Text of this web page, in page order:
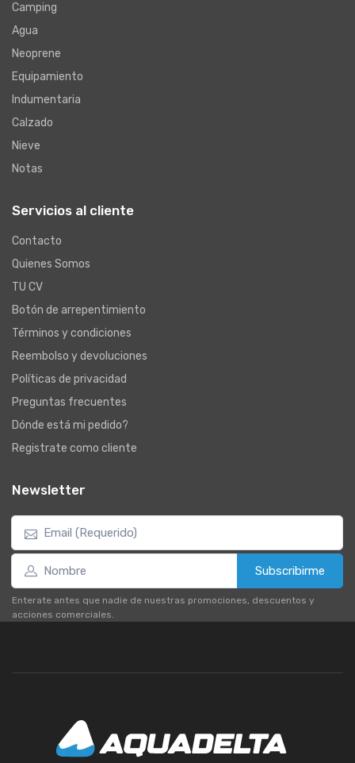
Camping
Agua
Neoprene
Equipamiento
Indumentaria
Calzado
Nieve
Notas
Servicios al cliente
Contacto
Quienes Somos
TU CV
Botón de arrepentimiento
Términos y condiciones
Reembolso y devoluciones
Políticas de privacidad
Preguntas frecuentes
Dónde está mi pedido?
Registrate como cliente
Newsletter
Subscribirme
Enterate antes que nadie de nuestras promociones, descuentos y
acciones comerciales.